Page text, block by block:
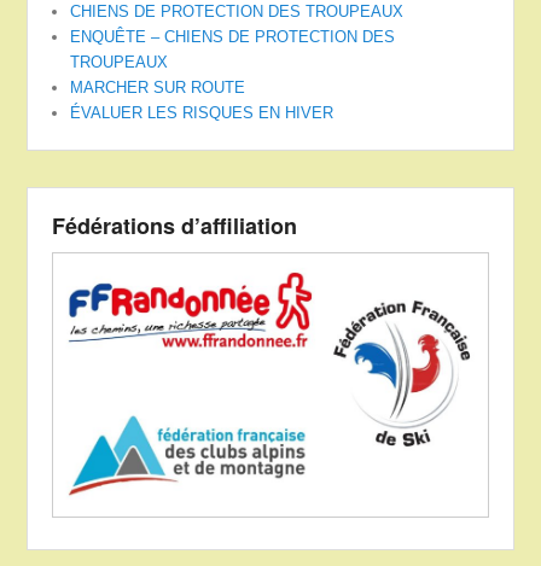
CHIENS DE PROTECTION DES TROUPEAUX
ENQUÊTE – CHIENS DE PROTECTION DES
TROUPEAUX
MARCHER SUR ROUTE
ÉVALUER LES RISQUES EN HIVER
Fédérations d’affiliation